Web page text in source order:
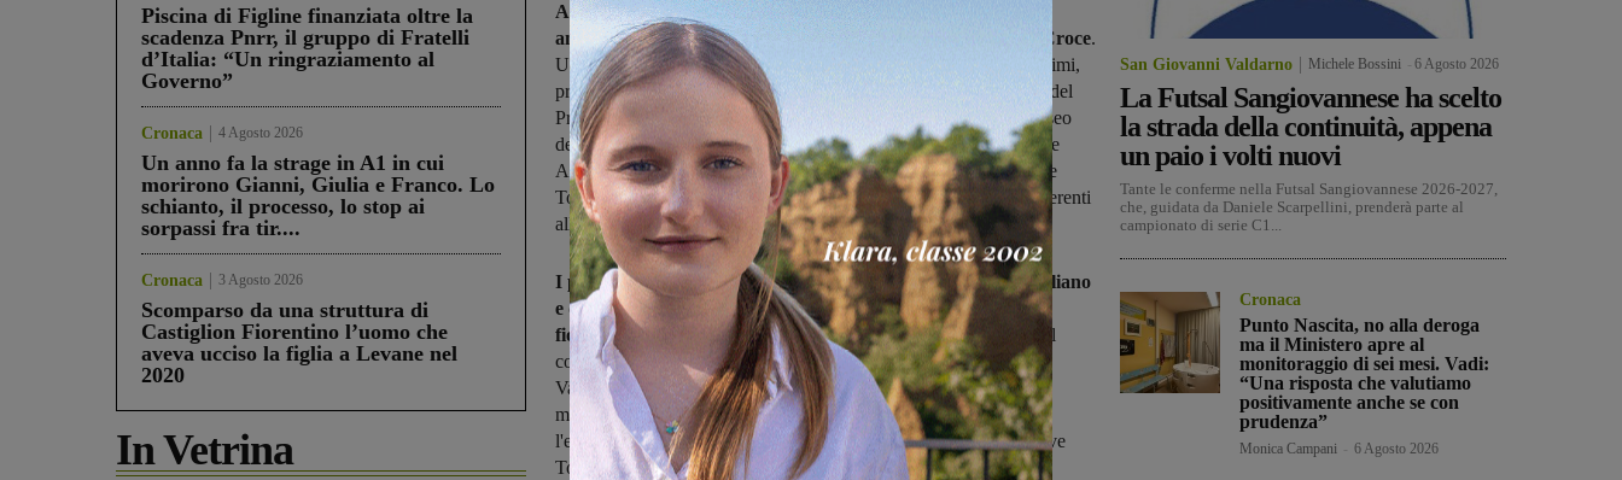
Piscina di Figline finanziata oltre la
scadenza Pnrr, il gruppo di Fratelli
d’Italia: “Un ringraziamento al
Governo”
Cronaca 4 Agosto 2026
Un anno fa la strage in A1 in cui
morirono Gianni, Giulia e Franco. Lo
schianto, il processo, lo stop ai
sorpassi fra tir....
Cronaca 3 Agosto 2026
Scomparso da una struttura di
Castiglion Fiorentino l’uomo che
aveva ucciso la figlia a Levane nel
2020
In Vetrina
A piedi di notte, dai quattro versanti del Pratomagno, per
ammirare lo spettacolo unico della nascita del sole sotto alla Croce.
Una escursione organizzata per la notte fra venerdì e sabato prossimi,
promossa da una serie di enti e associazioni: Unione dei Comuni del
Pratomagno, Unione dei Comuni montani del Casentino, Ecomuseo
del Casentino, Comune di Loro, Comune di Ortignano Raggiolo e
Associazione La Brigata di Raggiolo, con il patrocinio di Regione
Toscana e Provincia di Arezzo e la collaborazione dei soggetti aderenti
alla Carta dei Valori del Pratomagno.
I punti di partenza saranno cinque: da Raggiolo, Cetica, Garliano
e da Monte Lori e Secchieta, verso il Valdarno aretino e
fiorentino. La partenza daMonte Loriè fissata all'una di notte, il
costo di partecipazione è di 3 euro; l'escursione è curata da Cai
Valdarno e Acedo Ambiente. Quella da
Secchietainvece parte a
mezzanotte e mezzo presso il ristorante Giuntini di Secchieta,
l'escursione è guidata da Giovanni Monello Nordic Walking Active
Toscana e gECO.
San Giovanni Valdarno Michele Bossini 6 Agosto 2026
La Futsal Sangiovannese ha scelto
la strada della continuità, appena
un paio i volti nuovi
Tante le conferme nella Futsal Sangiovannese 2026-2027,
che, guidata da Daniele Scarpellini, prenderà parte al
campionato di serie C1...
Cronaca
Punto Nascita, no alla deroga
ma il Ministero apre al
monitoraggio di sei mesi. Vadi:
“Una risposta che valutiamo
positivamente anche se con
prudenza”
Monica Campani 6 Agosto 2026